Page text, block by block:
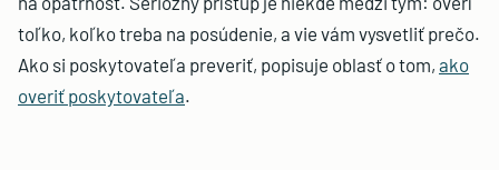
toľko, koľko treba na posúdenie, a vie vám vysvetliť prečo.
Ako si poskytovateľa preveriť, popisuje oblasť o tom, ako
overiť poskytovateľa.